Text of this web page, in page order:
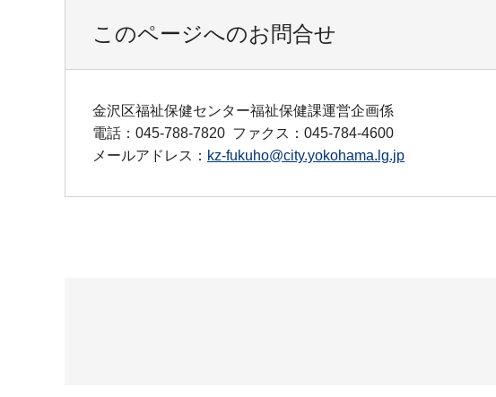
このページへのお問合せ
金沢区福祉保健センター福祉保健課運営企画係
電話：045-788-7820 ファクス：045-784-4600
メールアドレス： kz-fukuho@city.yokohama.lg.jp